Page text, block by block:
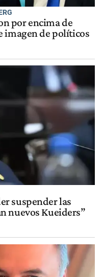
por encima de
imagen de políticos
suspender las
nuevos Kueiders”